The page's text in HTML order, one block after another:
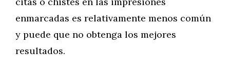
enmarcadas es relativamente menos común
y puede que no obtenga los mejores
resultados.